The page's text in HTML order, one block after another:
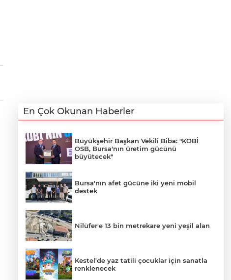
En Çok Okunan Haberler
Büyükşehir Başkan Vekili Biba: "KOBİ
OSB, Bursa'nın üretim gücünü
büyütecek"
Bursa'nın afet gücüne iki yeni mobil
destek
Nilüfer'e 13 bin metrekare yeni yeşil alan
Kestel'de yaz tatili çocuklar için sanatla
renklenecek